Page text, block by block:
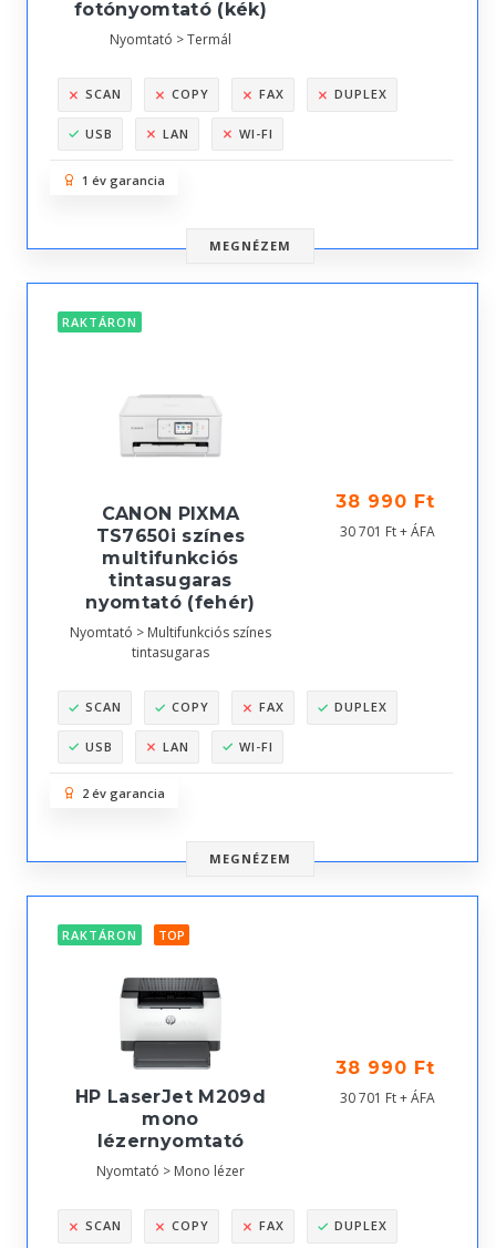
fotónyomtató (kék)
Nyomtató > Termál
SCAN COPY FAX DUPLEX
USB LAN WI-FI
1 év garancia
MEGNÉZEM
RAKTÁRON
CANON PIXMA
TS7650i színes
multifunkciós
tintasugaras
nyomtató (fehér)
Nyomtató > Multifunkciós színes
tintasugaras
38 990 Ft
30 701 Ft + ÁFA
SCAN COPY FAX DUPLEX
USB LAN WI-FI
2 év garancia
MEGNÉZEM
RAKTÁRON TOP
HP LaserJet M209d
mono
lézernyomtató
Nyomtató > Mono lézer
38 990 Ft
30 701 Ft + ÁFA
SCAN COPY FAX DUPLEX